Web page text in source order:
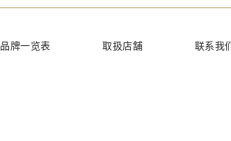
品牌一览表 取扱店舗 联系我们